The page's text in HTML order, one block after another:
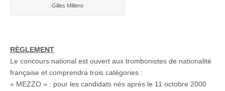
Gilles Milliere
RÈGLEMENT
Le concours national est ouvert aux trombonistes de nationalité
française et comprendra trois catégories :
« MEZZO » : pour les candidats nés après le 11 octobre 2000